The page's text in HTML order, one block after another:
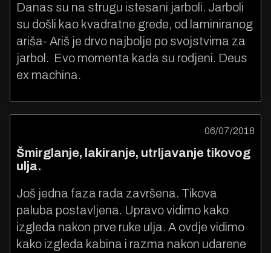
Danas su na strugu istesani jarboli. Jarboli
su došli kao kvadratne grede, od laminiranog
ariša- Ariš je drvo najbolje po svojstvima za
jarbol. Evo momenta kada su rodjeni. Deus
ex machina.
06/07/2018
Šmirglanje, lakiranje, utrljavanje tikovog
ulja.
Još jedna faza rada završena. Tikova
paluba postavljena. Upravo vidimo kako
izgleda nakon prve ruke ulja. A ovdje vidimo
kako izgleda kabina i razma nakon udarene